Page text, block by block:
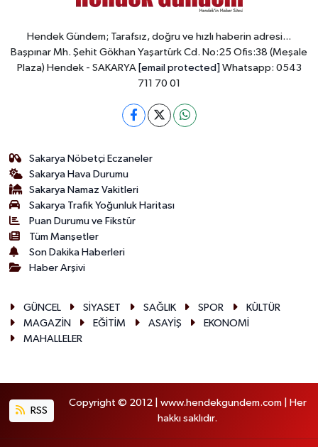
Hendek Gündem; Tarafsız, doğru ve hızlı haberin adresi...
Başpınar Mh. Şehit Gökhan Yaşartürk Cd. No:25 Ofis:38 (Meşale
Plaza) Hendek - SAKARYA [email protected] Whatsapp: 0543
711 70 01
Sakarya Nöbetçi Eczaneler
Sakarya Hava Durumu
Sakarya Namaz Vakitleri
Sakarya Trafik Yoğunluk Haritası
Puan Durumu ve Fikstür
Tüm Manşetler
Son Dakika Haberleri
Haber Arşivi
GÜNCEL SİYASET SAĞLIK SPOR
KÜLTÜR
MAGAZİN
EĞİTİM ASAYİŞ
EKONOMİ
MAHALLELER
RSS
Copyright © 2012 | www.hendekgundem.com | Her
hakkı saklıdır.